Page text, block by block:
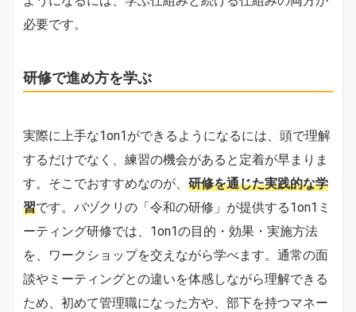
必要です。
研修で進め方を学ぶ
実際に上手な1on1ができるようになるには、頭で理解
するだけでなく、練習の機会があると定着が早まりま
す。そこでおすすめなのが、 研修を通じた実践的な学
習です。バヅクリの「令和の研修」が提供する1on1ミ
ーティング研修では、1on1の目的・効果・実施方法
を、ワークショップを交えながら学べます。通常の面
談やミーティングとの違いを体感しながら理解できる
ため、初めて管理職になった方や、部下を持つマネー